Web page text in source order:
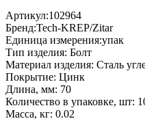
Артикул:102964
Бренд:Tech-KREP/Zitar
Единица измерения:упак
Тип изделия: Болт
Материал изделия: Сталь
Покрытие: Цинк
Длина, мм: 70
Количество в упаковке, шт:
Масса, кг: 0.02